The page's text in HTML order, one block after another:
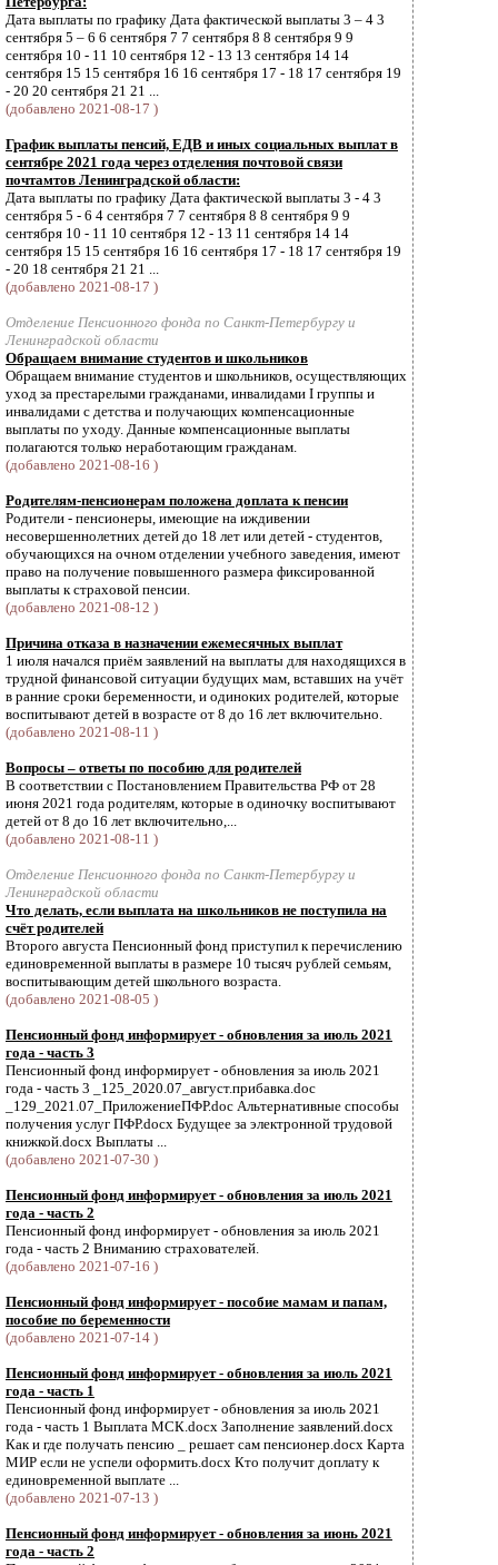
Дата выплаты по графику Дата фактической выплаты 3 – 4 3
сентября 5 – 6 6 сентября 7 7 сентября 8 8 сентября 9 9
сентября 10 - 11 10 сентября 12 - 13 13 сентября 14 14
сентября 15 15 сентября 16 16 сентября 17 - 18 17 сентября 19
- 20 20 сентября 21 21 ...
(добавлено 2021-08-17 )
График выплаты пенсий, ЕДВ и иных социальных выплат в
сентябре 2021 года через отделения почтовой связи
почтамтов Ленинградской области:
Дата выплаты по графику Дата фактической выплаты 3 - 4 3
сентября 5 - 6 4 сентября 7 7 сентября 8 8 сентября 9 9
сентября 10 - 11 10 сентября 12 - 13 11 сентября 14 14
сентября 15 15 сентября 16 16 сентября 17 - 18 17 сентября 19
- 20 18 сентября 21 21 ...
(добавлено 2021-08-17 )
Отделение Пенсионного фонда по Санкт-Петербургу и
Ленинградской области
Обращаем внимание студентов и школьников
Обращаем внимание студентов и школьников, осуществляющих
уход за престарелыми гражданами, инвалидами I группы и
инвалидами с детства и получающих компенсационные
выплаты по уходу. Данные компенсационные выплаты
полагаются только неработающим гражданам.
(добавлено 2021-08-16 )
Родителям-пенсионерам положена доплата к пенсии
Родители - пенсионеры, имеющие на иждивении
несовершеннолетних детей до 18 лет или детей - студентов,
обучающихся на очном отделении учебного заведения, имеют
право на получение повышенного размера фиксированной
выплаты к страховой пенсии.
(добавлено 2021-08-12 )
Причина отказа в назначении ежемесячных выплат
1 июля начался приём заявлений на выплаты для находящихся в
трудной финансовой ситуации будущих мам, вставших на учёт
в ранние сроки беременности, и одиноких родителей, которые
воспитывают детей в возрасте от 8 до 16 лет включительно.
(добавлено 2021-08-11 )
Вопросы – ответы по пособию для родителей
В соответствии с Постановлением Правительства РФ от 28
июня 2021 года родителям, которые в одиночку воспитывают
детей от 8 до 16 лет включительно,...
(добавлено 2021-08-11 )
Отделение Пенсионного фонда по Санкт-Петербургу и
Ленинградской области
Что делать, если выплата на школьников не поступила на
счёт родителей
Второго августа Пенсионный фонд приступил к перечислению
единовременной выплаты в размере 10 тысяч рублей семьям,
воспитывающим детей школьного возраста.
(добавлено 2021-08-05 )
Пенсионный фонд информирует - обновления за июль 2021
года - часть 3
Пенсионный фонд информирует - обновления за июль 2021
года - часть 3 _125_2020.07_август.прибавка.doc
_129_2021.07_ПриложениеПФР.doc Альтернативные способы
получения услуг ПФР.docx Будущее за электронной трудовой
книжкой.docx Выплаты ...
(добавлено 2021-07-30 )
Пенсионный фонд информирует - обновления за июль 2021
года - часть 2
Пенсионный фонд информирует - обновления за июль 2021
года - часть 2 Вниманию страхователей.
(добавлено 2021-07-16 )
Пенсионный фонд информирует - пособие мамам и папам,
пособие по беременности
(добавлено 2021-07-14 )
Пенсионный фонд информирует - обновления за июль 2021
года - часть 1
Пенсионный фонд информирует - обновления за июль 2021
года - часть 1 Выплата МСК.docx Заполнение заявлений.docx
Как и где получать пенсию _ решает сам пенсионер.docx Карта
МИР если не успели оформить.docx Кто получит доплату к
единовременной выплате ...
(добавлено 2021-07-13 )
Пенсионный фонд информирует - обновления за июнь 2021
года - часть 2